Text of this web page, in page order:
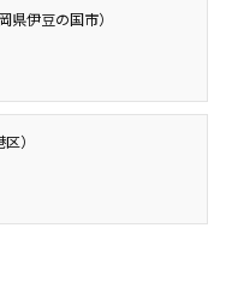
県伊豆の国市）
）